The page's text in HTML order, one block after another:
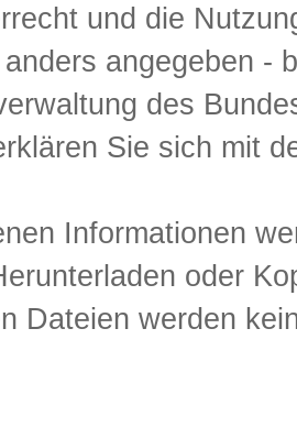
und die
angegeben -
des
Sie sich mit
Informationen
oder
Dateien werden